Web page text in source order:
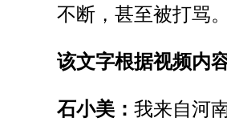
不断，甚至被打骂。
该文字根据视频内
石小美： 我来自河